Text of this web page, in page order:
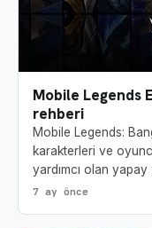
Mobile Legends
rehberi
Mobile Legends:
karakterleri ve
yardımcı olan
7 ay önce